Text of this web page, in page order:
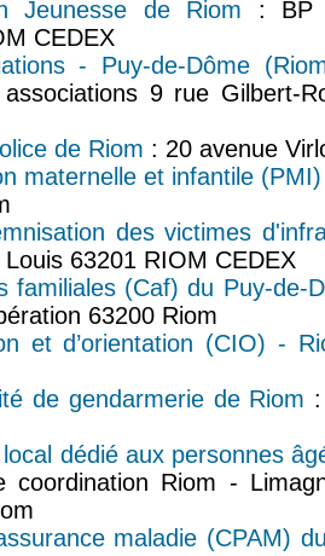
Jeunesse de Riom : BP
CEDEX
- Puy-de-Dôme
9 rue Gilbert-
de Riom : 20 avenue
maternelle et infantile
des victimes
63201 RIOM CEDEX
familiales (Caf) du Puy-de-
63200 Riom
et d’orientation (CIO) -
de gendarmerie de Riom
dédié aux personnes
coordination Riom -
maladie (CPAM)